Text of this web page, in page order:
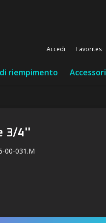
Accedi Favorites
riempimento Accessori
3/4''
00-031.M